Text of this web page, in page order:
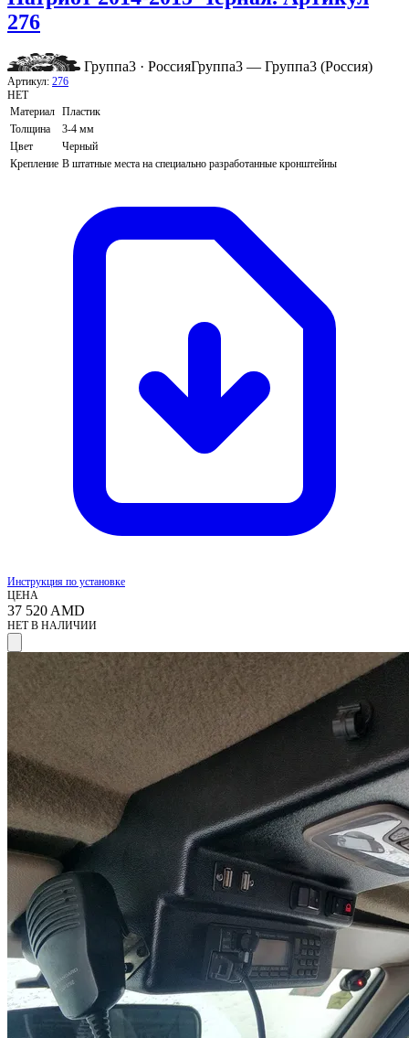
276
Группа3 · РоссияГруппа3 — Группа3 (Россия)
Артикул: 276
НЕТ
Материал Пластик
Толщина
3-4 мм
Цвет
Черный
Крепление В штатные места на специально разработанные кронштейны
Инструкция по установке
ЦЕНА
37 520 AMD
НЕТ В НАЛИЧИИ